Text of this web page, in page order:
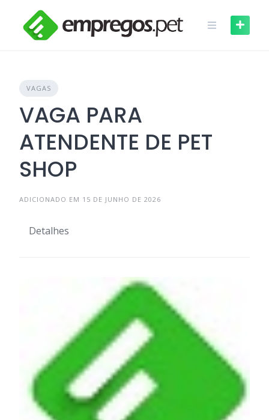
content
VAGAS
VAGA PARA
ATENDENTE DE PET
SHOP
ADICIONADO EM 15 DE JUNHO DE 2026
Detalhes